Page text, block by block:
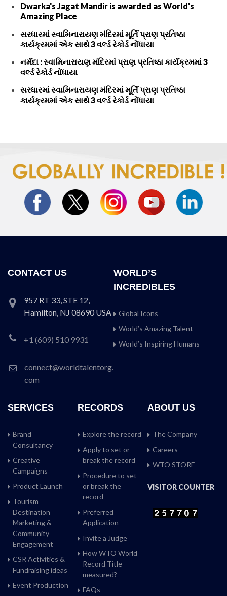
Dwarka's Jagat Mandir is awarded as World's
Amazing Place
સરધારમાં સ્વામિનારાયણ મંદિરમાં મૂર્તિ પ્રાણ પ્રતિષ્ઠા
કાર્યક્રમમાં એક સાથે 3 વર્લ્ડ રેકોર્ડ નોંધાયા
નર્મદા : સ્વામિનારાયણ મંદિરમાં પ્રાણ પ્રતિષ્ઠા કાર્યક્રમમાં 3
વર્લ્ડ રેકોર્ડ નોંધાયા
સરધારમાં સ્વામિનારાયણ મંદિરમાં મૂર્તિ પ્રાણ પ્રતિષ્ઠા
કાર્યક્રમમાં એક સાથે 3 વર્લ્ડ રેકોર્ડ નોંધાયા
CONTACT US
957 RT 33, STE 12,
Hamilton, NJ 08690 USA
+1 (609) 510 9931
connect@worldtalentorg.
com
WORLD’S
INCREDIBLES
Global Icons
World’s Amazing Talent
World’s Inspiring Humans
SERVICES
Brand
Consultancy
Creative
Campaigns
Product Launch
Tourism
Destination
Marketing &
Community
Engagement
CSR Activities &
Fundraising ideas
Event Production
RECORDS
Explore the record
Apply to set or
break the record
Procedure to set
or break the
record
Preferred
Application
Invite a Judge
How WTO World
Record Title
measured?
FAQs
ABOUT US
The Company
Careers
WTO STORE
VISITOR COUNTER